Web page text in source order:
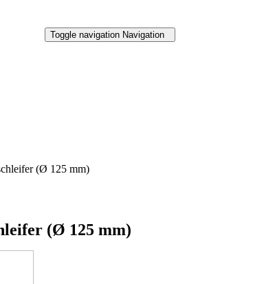
Toggle navigation Navigation
(Ø 125 mm)
(Ø 125 mm)